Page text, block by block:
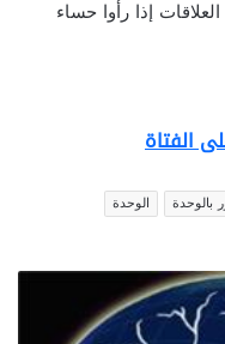
إذا رأوا حساء
الفتاة
بالوحدة الوحدة